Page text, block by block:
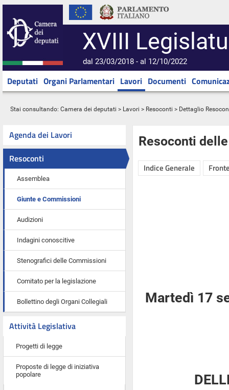
XVIII
dal 23/03/2018 - al 12/10/2022
Deputati Organi Parlamentari Lavori Documenti
Stai consultando: Camera dei deputati > Lavori > Resoconti > Dettaglio
Agenda dei Lavori
Resoconti
Assemblea
Giunte e Commissioni
Audizioni
Indagini conoscitive
Stenografici delle Commissioni
Comitato per la legislazione
Bollettino degli Organi Collegiali
Attività Legislativa
Progetti di legge
Proposte di legge di iniziativa
popolare
Resoconti
Indice Generale
Martedì 17